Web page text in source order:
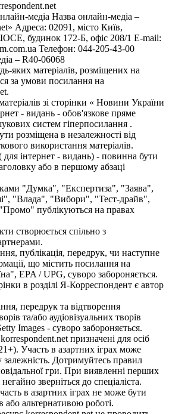
медіа Назва онлайн-медіа –
Адреса: 02091, місто Київ,
будинок 172-Б, офіс 208/1 E-mail:
Телефон: 044-205-43-00
– R40-06068
яких матеріалів, розміщених на
за умови посилання на
зі сторінки « Новини України
- видань - обов'язкове пряме
систем гіперпосилання .
розміщена в незалежності від
використання матеріалів.
для інтернет - видань) - повинна бути
або в першому абзаці
"Думка", "Експертиза", "Заява",
"Влада", "Вибори", "Тест-драйв",
публікуються на правах
створюється спільно з
публікація, передрук, чи наступне
що містить посилання на
EPA / UPG, суворо забороняється.
в розділі Я-Корреспондент є автор
передрук та відтворення
та/або аудіовізуальних творів
Images - суворо забороняється.
призначені для осіб
Участь в азартних іграх може
залежність. Дотримуйтесь правил
гри. При виявленні перших
зверніться до спеціаліста.
в азартних іграх не може бути
або альтернативою роботі.